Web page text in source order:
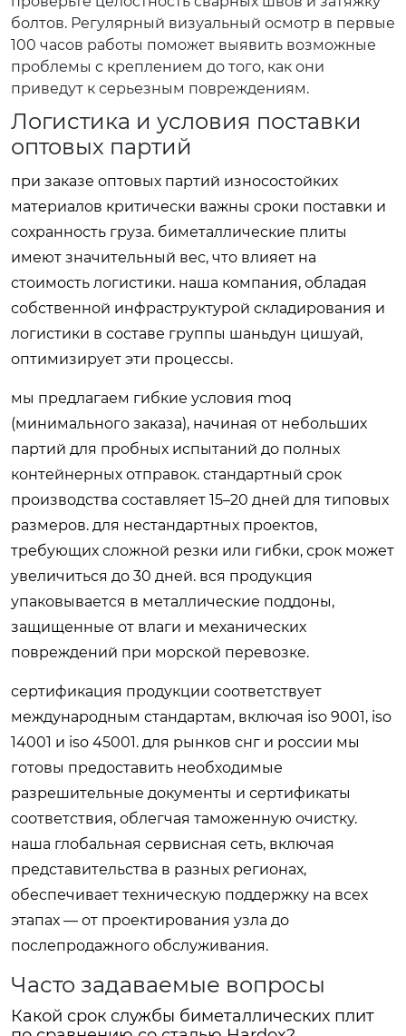
болтов. Регулярный визуальный осмотр в первые
100 часов работы поможет выявить возможные
проблемы с креплением до того, как они
приведут к серьезным повреждениям.
Логистика и условия поставки
оптовых партий
при заказе оптовых партий износостойких
материалов критически важны сроки поставки и
сохранность груза. биметаллические плиты
имеют значительный вес, что влияет на
стоимость логистики. наша компания, обладая
собственной инфраструктурой складирования и
логистики в составе группы шаньдун цишуай,
оптимизирует эти процессы.
мы предлагаем гибкие условия moq
(минимального заказа), начиная от небольших
партий для пробных испытаний до полных
контейнерных отправок. стандартный срок
производства составляет 15–20 дней для типовых
размеров. для нестандартных проектов,
требующих сложной резки или гибки, срок может
увеличиться до 30 дней. вся продукция
упаковывается в металлические поддоны,
защищенные от влаги и механических
повреждений при морской перевозке.
сертификация продукции соответствует
международным стандартам, включая iso 9001, iso
14001 и iso 45001. для рынков снг и россии мы
готовы предоставить необходимые
разрешительные документы и сертификаты
соответствия, облегчая таможенную очистку.
наша глобальная сервисная сеть, включая
представительства в разных регионах,
обеспечивает техническую поддержку на всех
этапах — от проектирования узла до
послепродажного обслуживания.
Часто задаваемые вопросы
Какой срок службы биметаллических плит